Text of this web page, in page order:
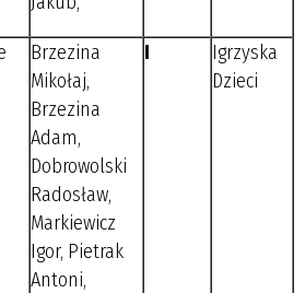
Brzezina
Mikołaj,
Brzezina
Adam,
Dobrowolski
Radosław,
Markiewicz
Igor, Pietrak
Antoni,
I
Igrzyska
Dzieci